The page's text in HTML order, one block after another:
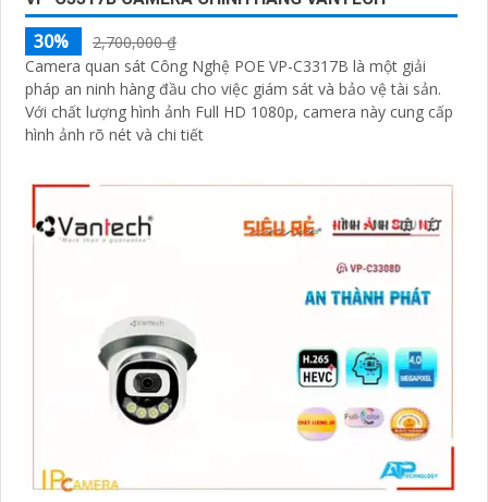
30%
2,700,000 ₫
Camera quan sát Công Nghệ POE VP-C3317B là một giải
pháp an ninh hàng đầu cho việc giám sát và bảo vệ tài sản.
Với chất lượng hình ảnh Full HD 1080p, camera này cung cấp
hình ảnh rõ nét và chi tiết